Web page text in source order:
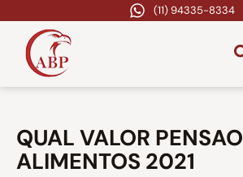
(11) 94335-8334
QUAL VALOR PENSAO
ALIMENTOS 2021